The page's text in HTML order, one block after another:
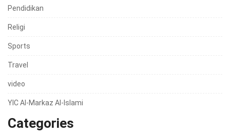
Pendidikan
Religi
Sports
Travel
video
YIC Al-Markaz Al-Islami
Categories